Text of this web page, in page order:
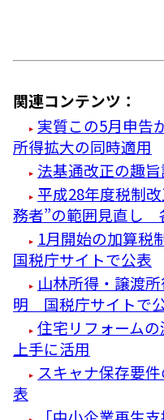
関連コンテンツ：
実質この5月申
所得拡大の同時適用
法基通改正の趣
平成28年度税制
務者”の範囲見直し
1月開始の加算
国税庁サイトで公表
山林所得・譲渡
明 国税庁サイトで
住宅リフォーム
上手に活用
スキャナ保存要
表